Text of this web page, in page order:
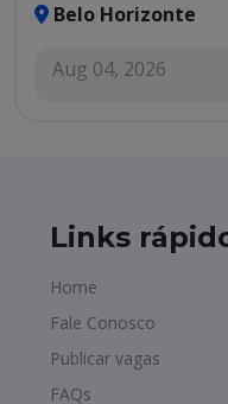
Belo Horizonte
Aug 04, 2026
Links
Home
Fale Conosco
Publicar vagas
FAQs